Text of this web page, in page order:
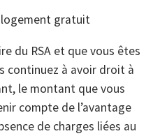
du RSA et que vous êtes
continuez à avoir droit à
le montant que vous
compte de l’avantage
de charges liées au